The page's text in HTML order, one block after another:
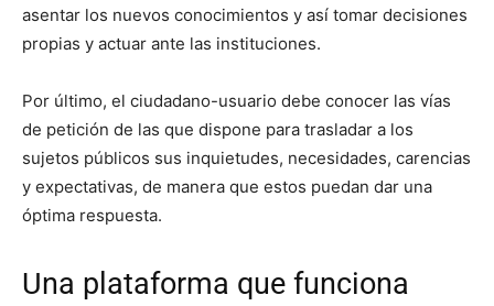
asentar los nuevos conocimientos y así tomar decisiones
propias y actuar ante las instituciones.
Por último, el ciudadano-usuario debe conocer las vías
de petición de las que dispone para trasladar a los
sujetos públicos sus inquietudes, necesidades, carencias
y expectativas, de manera que estos puedan dar una
óptima respuesta.
Una plataforma que funciona